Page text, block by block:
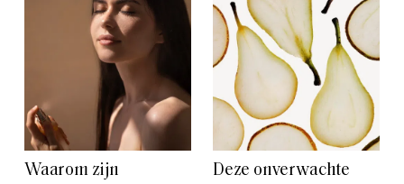
Waarom zijn
Deze onverwachte